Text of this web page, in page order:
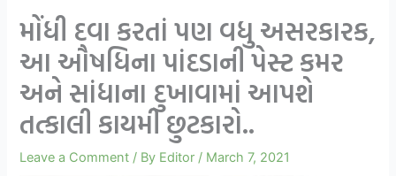
મોંધી દવા કરતાં પણ વધુ અસરકારક,
આ ઔષધિના પાંદડાની પેસ્ટ કમર
અને સાંધાના દુખાવામાં આપશે
તત્કાલી કાયમી છુટકારો..
Leave a Comment / By Editor / March 7, 2021